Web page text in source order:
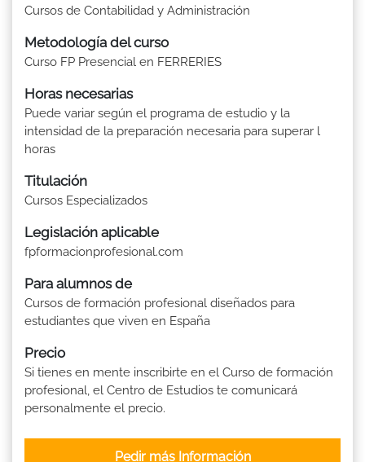
Cursos de Contabilidad y Administración
Metodología del curso
Curso FP Presencial en FERRERIES
Horas necesarias
Puede variar según el programa de estudio y la
intensidad de la preparación necesaria para superar l
horas
Titulación
Cursos Especializados
Legislación aplicable
fpformacionprofesional.com
Para alumnos de
Cursos de formación profesional diseñados para
estudiantes que viven en España
Precio
Si tienes en mente inscribirte en el Curso de formación
profesional, el Centro de Estudios te comunicará
personalmente el precio.
Pedir más Información